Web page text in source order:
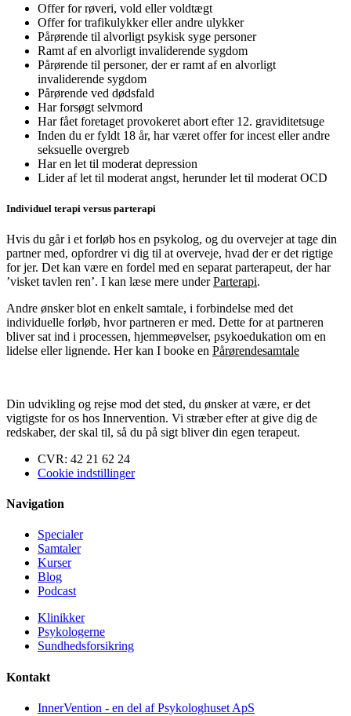
Offer for røveri, vold eller voldtægt
Offer for trafikulykker eller andre ulykker
Pårørende til alvorligt psykisk syge personer
Ramt af en alvorligt invaliderende sygdom
Pårørende til personer, der er ramt af en alvorligt
invaliderende sygdom
Pårørende ved dødsfald
Har forsøgt selvmord
Har fået foretaget provokeret abort efter 12. graviditetsuge
Inden du er fyldt 18 år, har været offer for incest eller andre
seksuelle overgreb
Har en let til moderat depression
Lider af let til moderat angst, herunder let til moderat OCD
Individuel terapi versus parterapi
Hvis du går i et forløb hos en psykolog, og du overvejer at tage din
partner med, opfordrer vi dig til at overveje, hvad der er det rigtige
for jer. Det kan være en fordel med en separat parterapeut, der har
’visket tavlen ren’. I kan læse mere underParterapi.
Andre ønsker blot en enkelt samtale, i forbindelse med det
individuelle forløb, hvor partneren er med. Dette for at partneren
bliver sat ind i processen, hjemmeøvelser, psykoedukation om en
lidelse eller lignende. Her kan I booke en Pårørendesamtale
Din udvikling og rejse mod det sted, du ønsker at være, er det
vigtigste for os hos Innervention. Vi stræber efter at give dig de
redskaber, der skal til, så du på sigt bliver din egen terapeut.
CVR: 42 21 62 24
Cookie indstillinger
Navigation
Specialer
Samtaler
Kurser
Blog
Podcast
Klinikker
Psykologerne
Sundhedsforsikring
Kontakt
InnerVention - en del af Psykologhuset ApS